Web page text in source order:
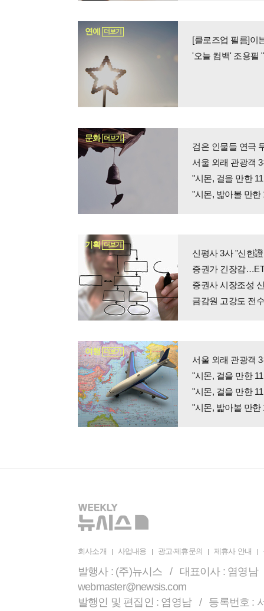
연예 더보기
[클로즈업 필름]이
'오늘 컴백' 조용필
문화 더보기
서울 외래 관광객
"시몬, 걸을 만한
"시몬, 밟아볼 만
기획 더보기
신평사 3사 "신한
증권가 긴장감
증권사 시장조성
금감원 고강도 전
여행 더보기
서울 외래 관광객
"시몬, 걸을 만한
"시몬, 걸을 만한
"시몬, 밟아볼 만
회사소개 사업내용 광고·제휴문의 제휴사 안내
발행사 : (주)뉴시스 / 대표이사 : 염영
webmaster@newsis.com
발행인 및 편집인 : 염영남 / 등록번호 :